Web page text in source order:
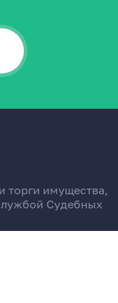
торги имущества,
Судебных